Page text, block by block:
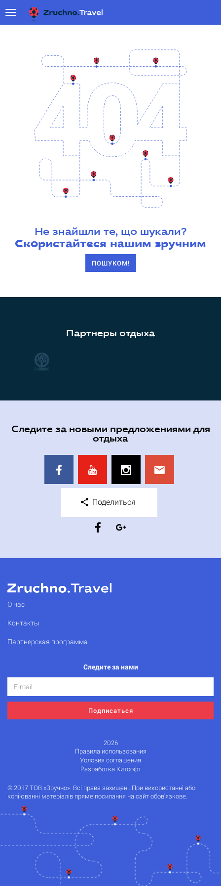
Не знайшли те, що шукали?
Скористайтеся нашим зручним
ПОШУКОМ!
Партнеры отдыха
Следите за новыми предложениями для
отдыха
Поделиться
О нас
Контакты
Партнерская программа
Следите за нами
Подписаться
2026
Правила использования
Условия соглашения
Разработка Китсофт
© 2017 ТОВ «Зручно». Всі права захищені. При використанні або
копіюванні матеріалів пряме посилання на сайт обов'язкове.